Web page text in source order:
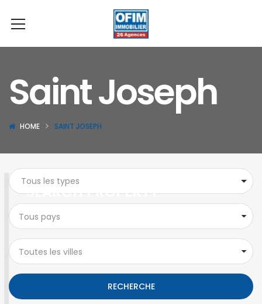
Saint Joseph
HOME SAINT JOSEPH
SEARCH PROPERTY
Tous pays
Toutes les villes
RECHERCHE